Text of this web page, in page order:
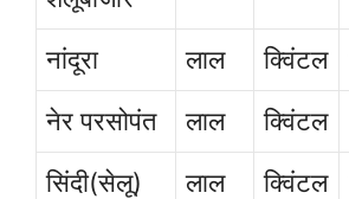
नांदूरा लाल क्विंटल
नेर परसोपंत
लाल क्विंटल
सिंदी(सेलू)
लाल क्विंटल